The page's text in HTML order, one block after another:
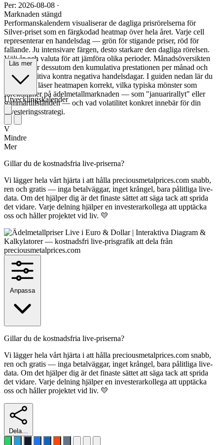
Per: 2026-08-08 ·
Marknaden stängd
Performanskalendern visualiserar de dagliga prisrörelserna för
Silver-priset som en färgkodad heatmap över hela året. Varje cell
representerar en handelsdag — grön för stigande priser, röd för
fallande. Ju intensivare färgen, desto starkare den dagliga rörelsen.
Välj år och valuta för att jämföra olika perioder. Månadsöversikten
nedan visar dessutom den kumulativa prestationen per månad och
antalet positiva kontra negativa handelsdagar. I guiden nedan lär du
dig hur du läser heatmapen korrekt, vilka typiska mönster som
förekommer på ädelmetallmarknaden — som "januarirallyt" eller
sommartillstånden — och vad volatilitet konkret innebär för din
investeringsstrategi.
Läs mer
Utvecklingskalender
V
Mindre
Mer
Gillar du de kostnadsfria live-priserna?
Vi lägger hela vårt hjärta i att hålla preciousmetalprices.com snabb,
ren och gratis — inga betalväggar, inget krångel, bara pålitliga live-
data. Om det hjälper dig är det finaste sättet att säga tack att sprida
det vidare. Varje delning hjälper en investerarkollega att upptäcka
oss och håller projektet vid liv. 💛
Anpassa
Gillar du de kostnadsfria live-priserna?
Vi lägger hela vårt hjärta i att hålla preciousmetalprices.com snabb,
ren och gratis — inga betalväggar, inget krångel, bara pålitliga live-
data. Om det hjälper dig är det finaste sättet att säga tack att sprida
det vidare. Varje delning hjälper en investerarkollega att upptäcka
oss och håller projektet vid liv. 💛
Dela…